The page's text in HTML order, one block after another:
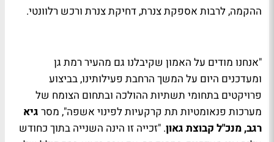
ההקמה, לרבות אספקת צנרת, דחיקת צנרת ורכש רלוונטי.
"אנחנו מודים על האמון שקיבלנו גם מהעיר רמת גן
ומעדכנים היום על המשך הרחבת פעילותינו, בביצוע
פרויקטים בתחומי תשתיות ההולכה ובתחום הצומח של
מערכות פנאומטיות תת קרקעיות לפינוי אשפה", מסר גיא
רגב, מנכ"ל קבוצת גאון. "זכייה זו הינה השנייה בתוך כחודש